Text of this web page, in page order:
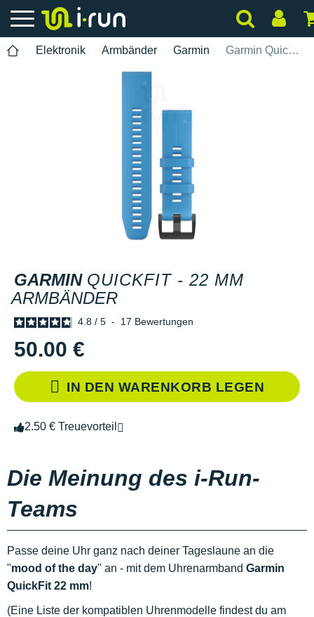
Elektronik Armbänder Garmin Garmin QuickFit - 22 mm
GARMIN QUICKFIT - 22 MM
ARMBÄNDER
4.8 / 5 - 17 Bewertungen
50.00 €
IN DEN WARENKORB LEGEN
2.50 € Treuevorteil
Die Meinung des i-Run-
Teams
Passe deine Uhr ganz nach deiner Tageslaune an die
"mood of the day" an - mit dem Uhrenarmband Garmin
QuickFit 22 mm!
(Eine Liste der kompatiblen Uhrenmodelle findest du am